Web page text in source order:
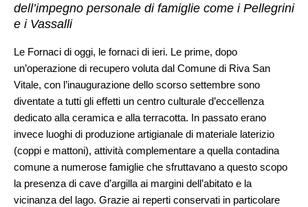
dell’impegno personale di famiglie come i Pellegrini
e i Vassalli
Le Fornaci di oggi, le fornaci di ieri. Le prime, dopo
un’operazione di recupero voluta dal Comune di Riva San
Vitale, con l’inaugurazione dello scorso settembre sono
diventate a tutti gli effetti un centro culturale d’eccellenza
dedicato alla ceramica e alla terracotta. In passato erano
invece luoghi di produzione artigianale di materiale laterizio
(coppi e mattoni), attività complementare a quella contadina
comune a numerose famiglie che sfruttavano a questo scopo
la presenza di cave d’argilla ai margini dell’abitato e la
vicinanza del lago. Grazie ai reperti conservati in particolare